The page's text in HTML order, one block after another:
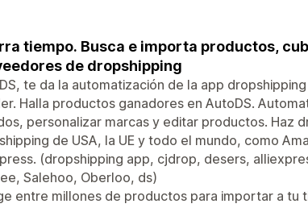
tiempo. Busca e importa productos,
de dropshipping
te da la automatización de la app
Halla productos ganadores en AutoDS.
personalizar marcas y editar productos. Haz
de USA, la UE y todo el mundo, como
(dropshipping app, cjdrop, desers,
Salehoo, Oberloo, ds)
entre millones de productos para importar a tu